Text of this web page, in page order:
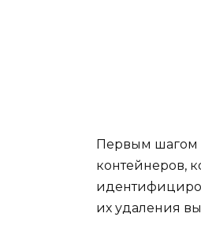
Первым шагом
контейнеров,
их удаления